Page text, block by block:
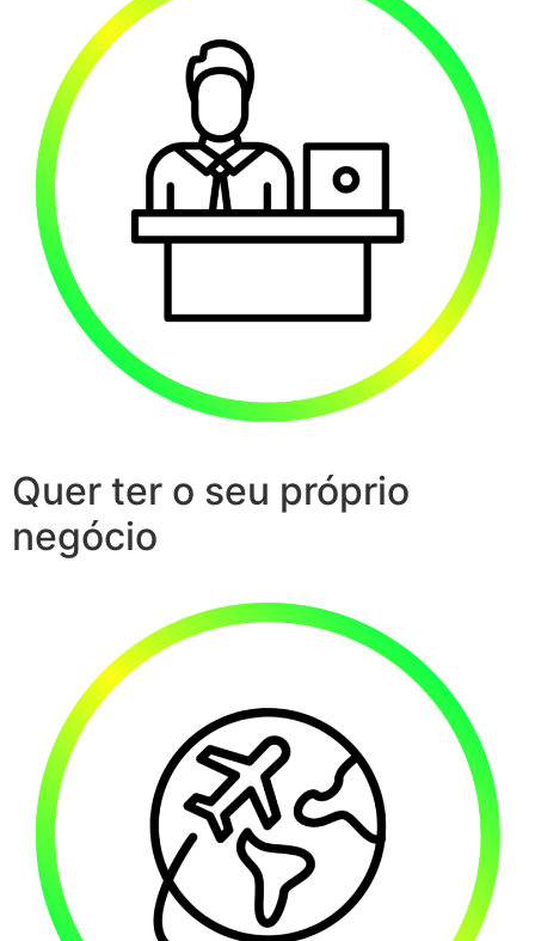
Quer ter o seu próprio
negócio